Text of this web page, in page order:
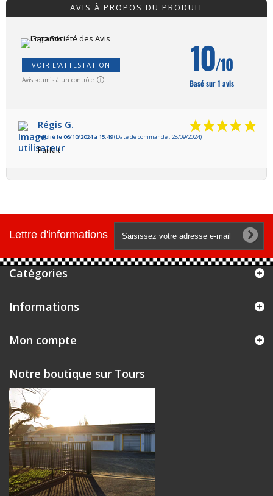
AVIS À PROPOS DU PRODUIT
VOIR L'ATTESTATION
Avis soumis à un contrôle
10/10
Basé sur 1 avis
Régis G.
Publié le 06/10/2024 à 15:49(Date de commande : 28/09/2024)
Parfait
Lettre d'informations
Catégories
Informations
Mon compte
Notre boutique sur Tours